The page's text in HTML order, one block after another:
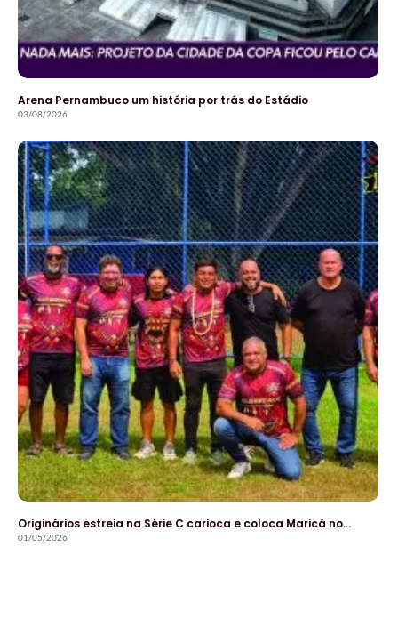
Arena Pernambuco um história por trás do Estádio
03/08/2026
Originários estreia na Série C carioca e coloca Maricá no…
01/05/2026